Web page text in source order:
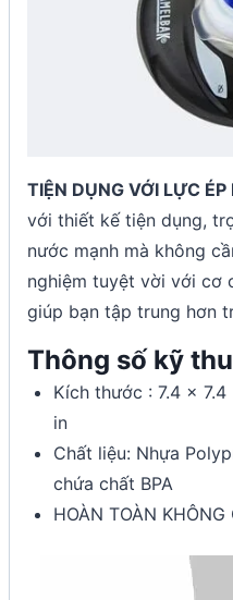
TIỆN DỤNG VỚI LỰC
với thiết kế tiện dụng,
nước mạnh mà không
nghiệm tuyệt vời với cơ
giúp bạn tập trung hơn
Thông số kỹ
Kích thước : 7.4 x
in
Chất liệu: Nhựa
chứa chất BPA
HOÀN TOÀN